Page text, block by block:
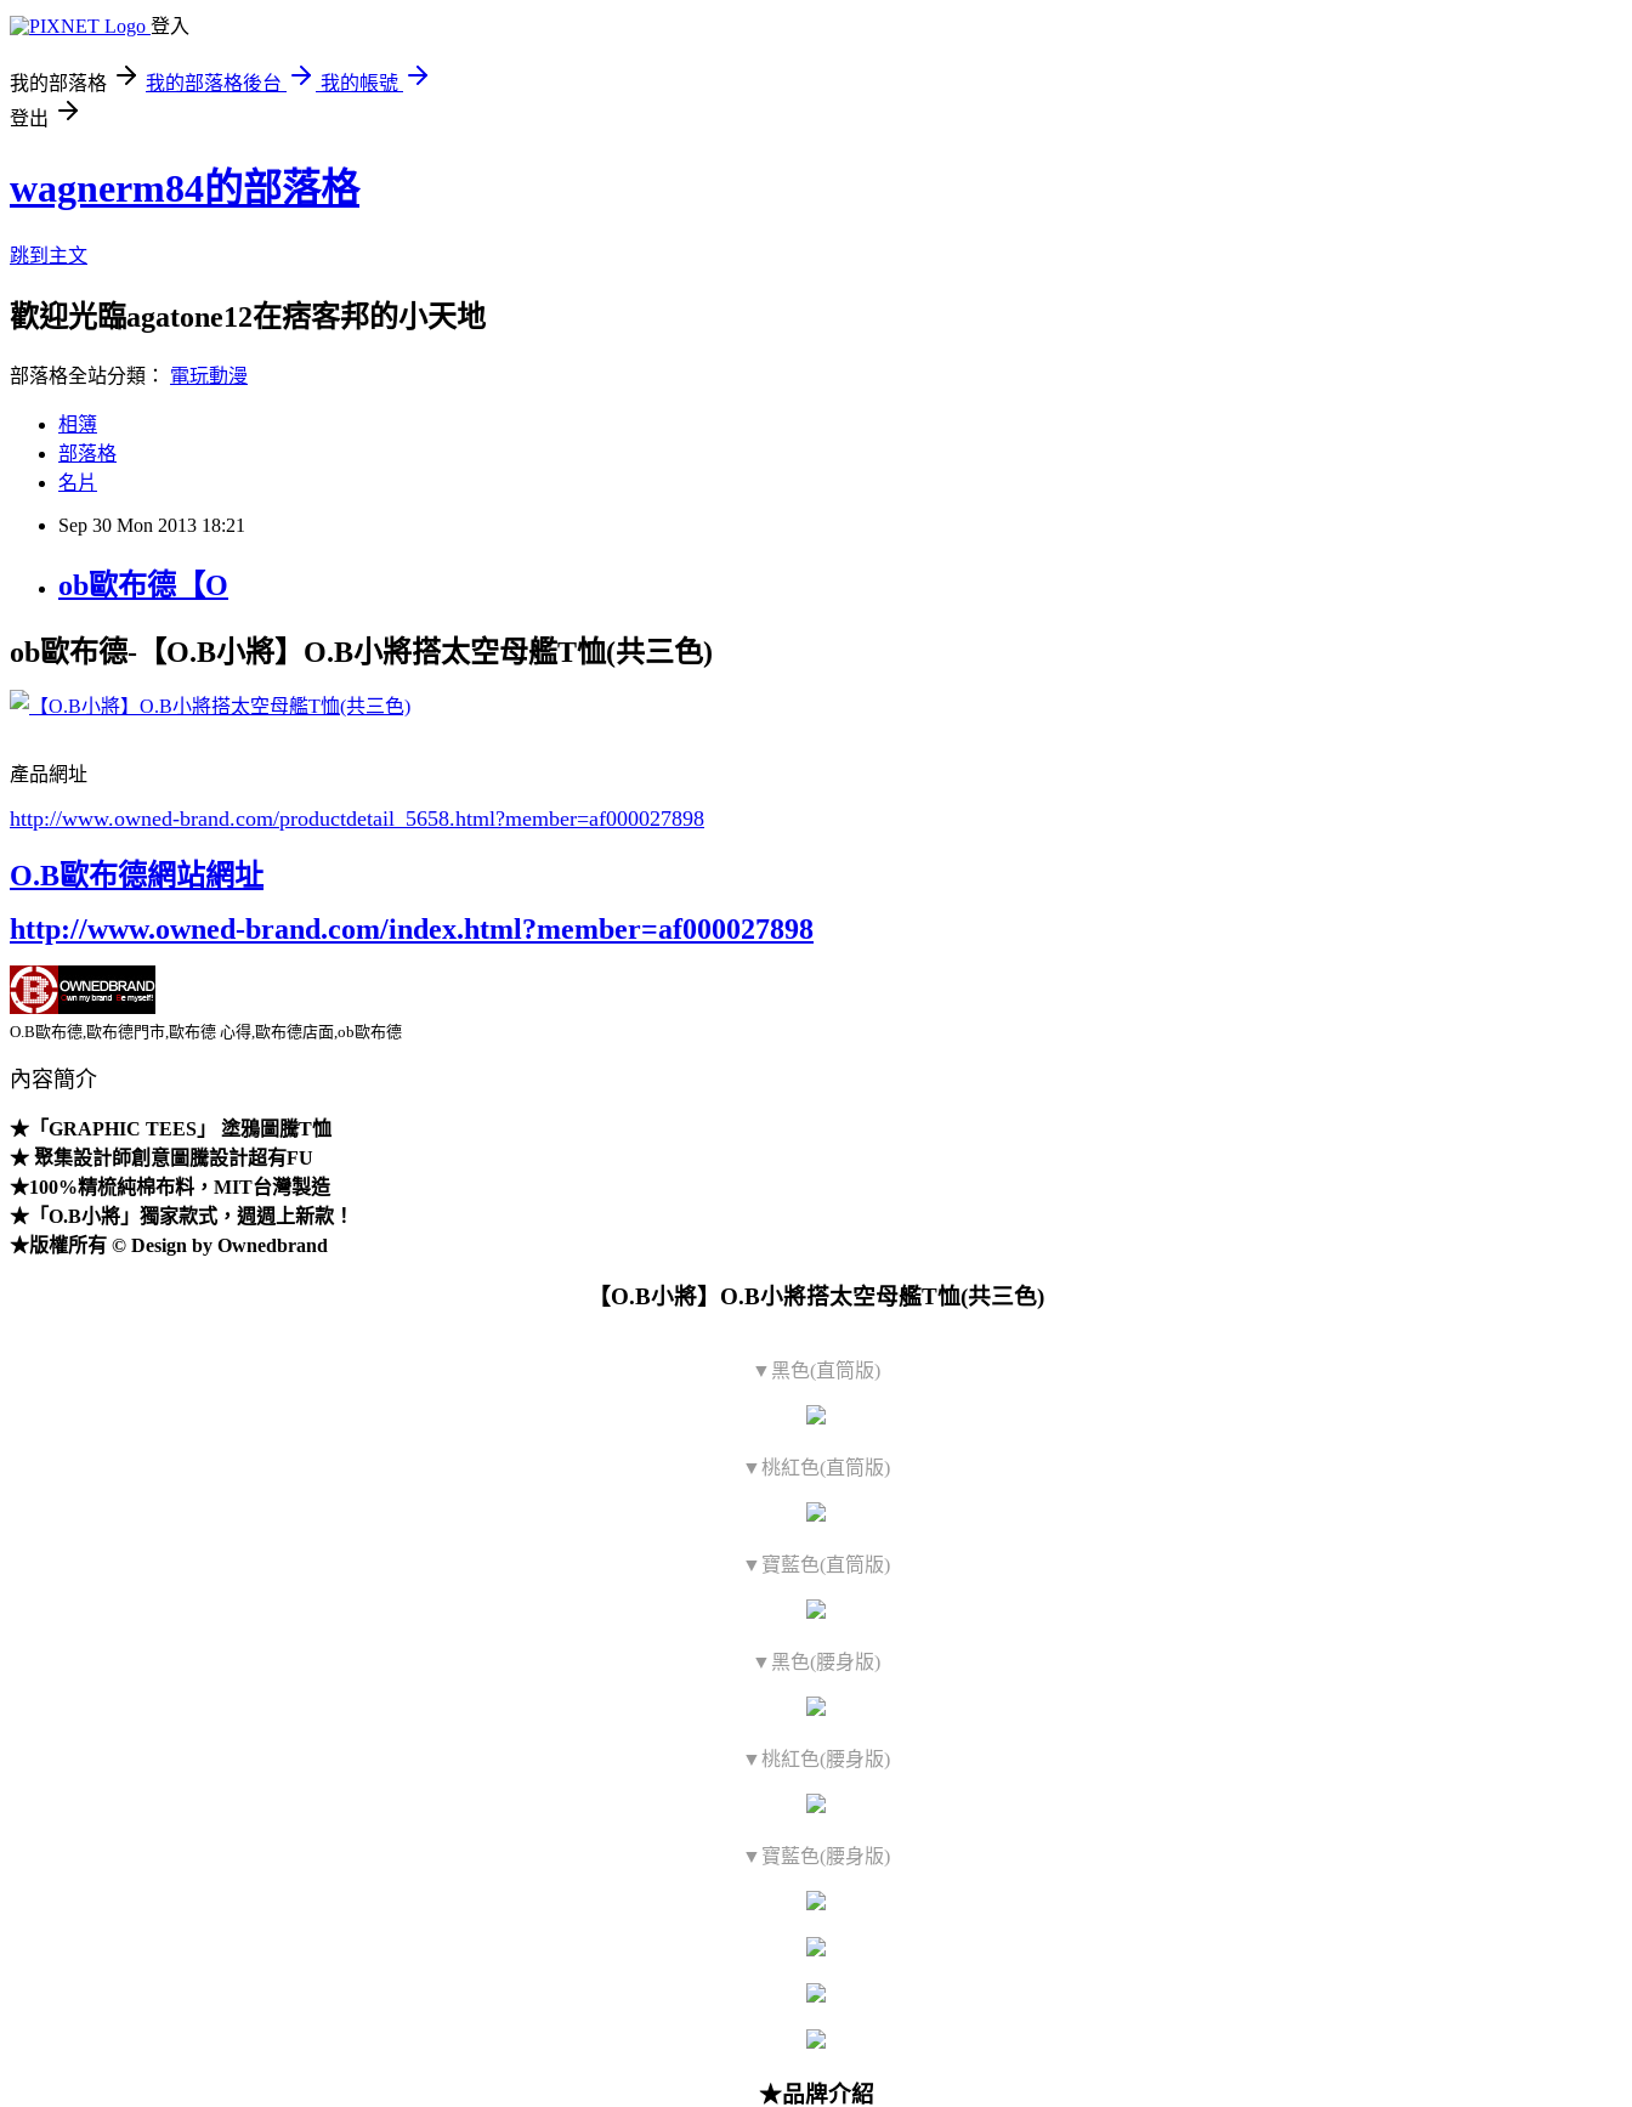
登入
我的部落格 我的部落格後台
我的帳號
登出
wagnerm84的部落格
跳到主文
歡迎光臨agatone12在痞客邦的小天地
部落格全站分類： 電玩動漫
相簿
部落格
名片
Sep 30 Mon 2013 18:21
ob歐布德【O
ob歐布德-【O.B小將】O.B小將搭太空母艦T恤(共三色)
產品網址
http://www.owned-brand.com/productdetail_5658.html?member=af000027898
O.B歐布德網站網址
http://www.owned-brand.com/index.html?member=af000027898
O.B歐布德,歐布德門市,歐布德 心得,歐布德店面,ob歐布德
內容簡介
★「GRAPHIC TEES」 塗鴉圖騰T恤
★ 聚集設計師創意圖騰設計超有FU
★100%精梳純棉布料，MIT台灣製造
★「O.B小將」獨家款式，週週上新款！
★版權所有 © Design by Ownedbrand
【O.B小將】O.B小將搭太空母艦T恤(共三色)
▼黑色(直筒版)
▼桃紅色(直筒版)
▼寶藍色(直筒版)
▼黑色(腰身版)
▼桃紅色(腰身版)
▼寶藍色(腰身版)
★品牌介紹